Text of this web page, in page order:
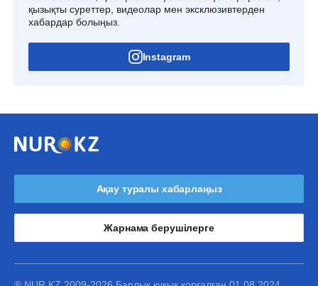
қызықты суреттер, видеолар мен эксклюзивтерден
хабардар болыңыз.
Instagram
Ақау туралы хабарлаңыз
Жарнама берушілерге